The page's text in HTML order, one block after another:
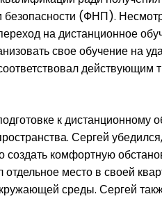
(ФНП).
на дистанционное
свое обучение на
действующим
к дистанционному
Сергей
комфортную
место в своей
среды. Сергей